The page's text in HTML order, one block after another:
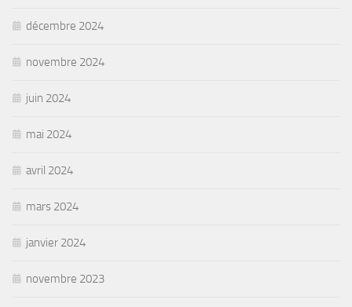
décembre 2024
novembre 2024
juin 2024
mai 2024
avril 2024
mars 2024
janvier 2024
novembre 2023